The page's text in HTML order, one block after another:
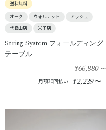
送料無料
オーク
ウォルナット
アッシュ
代官山店
米子店
String System フォールディング
テーブル
¥66,880～
月額30回払い ¥2,229〜